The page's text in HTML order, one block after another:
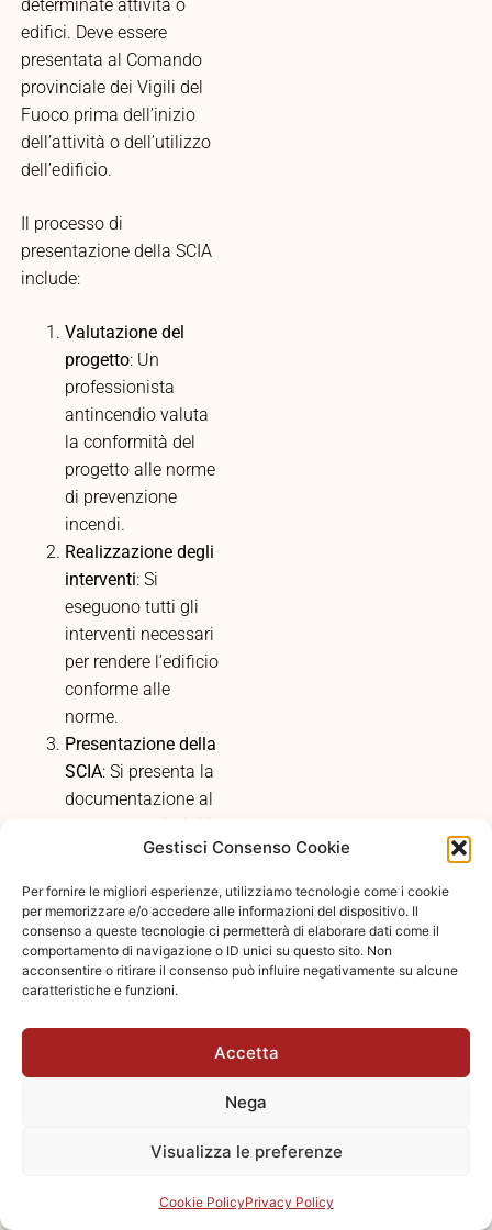
Gestisci Consenso Cookie
Per fornire le migliori esperienze, utilizziamo tecnologie come i cookie
per memorizzare e/o accedere alle informazioni del dispositivo. Il
consenso a queste tecnologie ci permetterà di elaborare dati come il
comportamento di navigazione o ID unici su questo sito. Non
acconsentire o ritirare il consenso può influire negativamente su alcune
caratteristiche e funzioni.
Accetta
Nega
Visualizza le preferenze
Cookie PolicyPrivacy Policy
determinate attività o
edifici. Deve essere
presentata al Comando
provinciale dei Vigili del
Fuoco prima dell’inizio
dell’attività o dell’utilizzo
dell’edificio.
Il processo di
presentazione della SCIA
include:
Valutazione del
progetto: Un
professionista
antincendio valuta
la conformità del
progetto alle norme
di prevenzione
incendi.
Realizzazione degli
interventi: Si
eseguono tutti gli
interventi necessari
per rendere l’edificio
conforme alle
norme.
Presentazione della
SCIA: Si presenta la
documentazione al
Comando dei Vigili
del Fuoco,
attestando la
conformità
dell’edificio.
Controlli: I Vigili del
Fuoco possono
veridicità delle
La SCIA non è un
Deve essere rinnovata in